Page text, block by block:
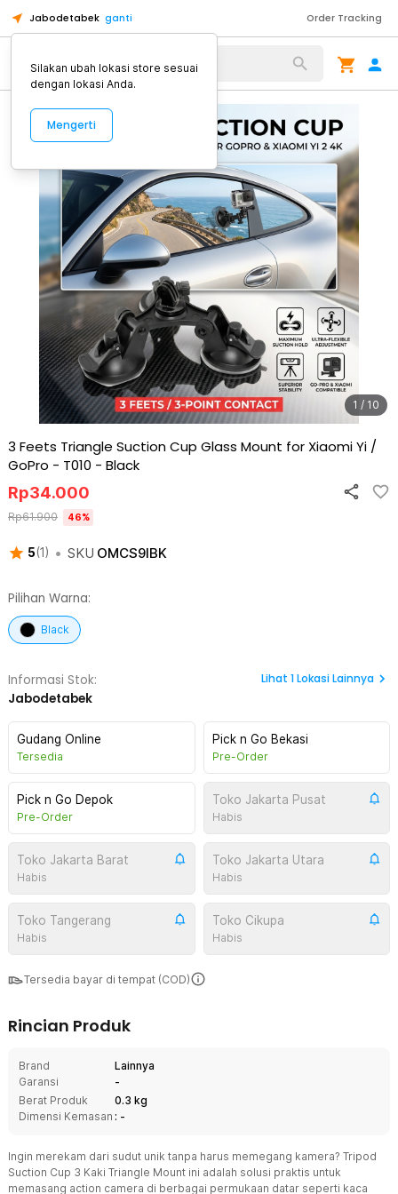
Jabodetabek ganti Order Tracking
Alat Kopi
1 / 10
3 Feets Triangle Suction Cup Glass Mount for Xiaomi Yi /
GoPro - T010 - Black
5(1 ) • SKU OMCS9IBK
Rp34.000
Rp61.900 46%
Pilihan Warna:
Black
Informasi Stok:
Jabodetabek
Lihat 1Lokasi Lainnya
Gudang Online
Tersedia
Pick n Go Bekasi
Pre-Order
Pick n Go Depok
Pre-Order
Toko Jakarta Pusat
Habis
Toko Jakarta Barat
Habis
Toko Jakarta Utara
Habis
Toko Tangerang
Habis
Toko Cikupa
Habis
Tersedia bayar di tempat (COD)
Rincian Produk
Brand
Lainnya
Garansi
-
Berat Produk
0.3 kg
Dimensi Kemasan : -
Ingin merekam dari sudut unik tanpa harus memegang kamera? Tripod
Suction Cup 3 Kaki Triangle Mount ini adalah solusi praktis untuk
memasang action camera di berbagai permukaan datar seperti kaca
Silakan ubah lokasi store sesuai
dengan lokasi Anda.
Mengerti